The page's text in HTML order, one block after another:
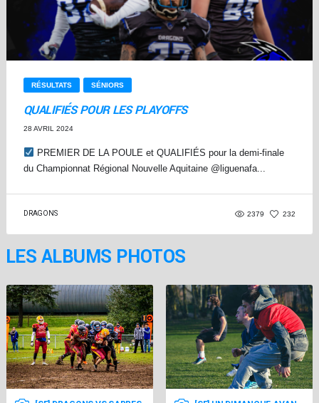
RÉSULTATS SÉNIORS
QUALIFIÉS POUR LES PLAYOFFS
28 AVRIL 2024
PREMIER DE LA POULE et QUALIFIÉS pour la demi-finale
du Championnat Régional Nouvelle Aquitaine @liguenafa...
DRAGONS 2379 232
LES ALBUMS PHOTOS